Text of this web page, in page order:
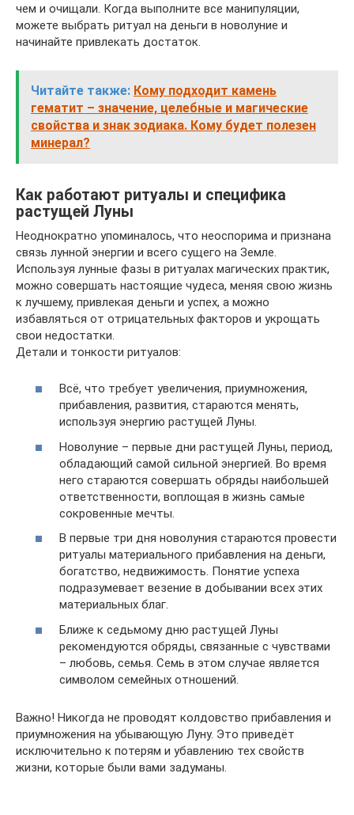
чем и очищали. Когда выполните все манипуляции,
можете выбрать ритуал на деньги в новолуние и
начинайте привлекать достаток.
Читайте также: Кому подходит камень
гематит – значение, целебные и магические
свойства и знак зодиака. Кому будет полезен
минерал?
Как работают ритуалы и специфика
растущей Луны
Неоднократно упоминалось, что неоспорима и признана
связь лунной энергии и всего сущего на Земле.
Используя лунные фазы в ритуалах магических практик,
можно совершать настоящие чудеса, меняя свою жизнь
к лучшему, привлекая деньги и успех, а можно
избавляться от отрицательных факторов и укрощать
свои недостатки.
Детали и тонкости ритуалов:
Всё, что требует увеличения, приумножения,
прибавления, развития, стараются менять,
используя энергию растущей Луны.
Новолуние – первые дни растущей Луны, период,
обладающий самой сильной энергией. Во время
него стараются совершать обряды наибольшей
ответственности, воплощая в жизнь самые
сокровенные мечты.
В первые три дня новолуния стараются провести
ритуалы материального прибавления на деньги,
богатство, недвижимость. Понятие успеха
подразумевает везение в добывании всех этих
материальных благ.
Ближе к седьмому дню растущей Луны
рекомендуются обряды, связанные с чувствами
– любовь, семья. Семь в этом случае является
символом семейных отношений.
Важно! Никогда не проводят колдовство прибавления и
приумножения на убывающую Луну. Это приведёт
исключительно к потерям и убавлению тех свойств
жизни, которые были вами задуманы.